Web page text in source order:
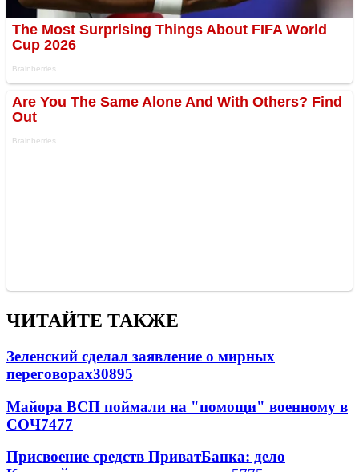
ЧИТАЙТЕ ТАКЖЕ
Зеленский сделал заявление о мирных
переговорах30895
Майора ВСП поймали на "помощи" военному в
СОЧ7477
Присвоение средств ПриватБанка: дело